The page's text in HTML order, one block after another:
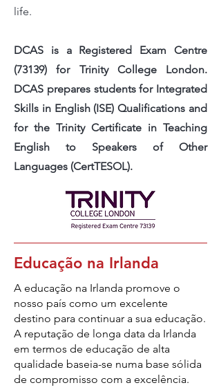
life.
DCAS is a Registered Exam Centre
(73139) for Trinity College London.
DCAS prepares students for Integrated
Skills in English (ISE) Qualifications and
for the Trinity Certificate in Teaching
English to Speakers of Other
Languages (CertTESOL).
Educação na Irlanda
A educação na Irlanda promove o
nosso país como um excelente
destino para continuar a sua educação.
A reputação de longa data da Irlanda
em termos de educação de alta
qualidade baseia-se numa base sólida
de compromisso com a excelência.